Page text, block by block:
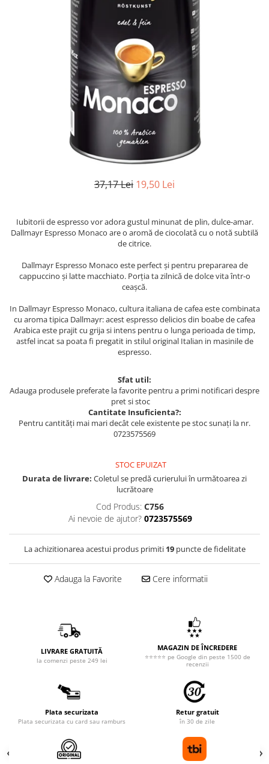
37,17 Lei 19,50 Lei
Iubitorii de espresso vor adora gustul minunat de plin, dulce-amar.
Dallmayr Espresso Monaco are o aromă de ciocolată cu o notă subtilă
de citrice.
Dallmayr Espresso Monaco este perfect și pentru prepararea de
cappuccino și latte macchiato. Porția ta zilnică de dolce vita într-o
ceașcă.
In Dallmayr Espresso Monaco, cultura italiana de cafea este combinata
cu aroma tipica Dallmayr: acest espresso delicios din boabe de cafea
Arabica este prajit cu grija si intens pentru o lunga perioada de timp,
astfel incat sa poata fi pregatit in stilul original Italian in masinile de
espresso.
Sfat util:
Adauga produsele preferate la favorite pentru a primi notificari despre
pret si stoc
Cantitate Insuficienta?:
Pentru cantități mai mari decât cele existente pe stoc sunați la nr.
0723575569
STOC EPUIZAT
Durata de livrare: Coletul se predă curierului în următoarea zi
lucrătoare
Cod Produs: C756
Ai nevoie de ajutor? 0723575569
La achizitionarea acestui produs primiti 19puncte de fidelitate
Adauga la Favorite Cere informatii
LIVRARE GRATUITĂ
la comenzi peste 249 lei
MAGAZIN DE ÎNCREDERE
⭐⭐⭐⭐⭐ pe Google din peste 1500 de
recenzii
Plata securizata
Plata securizata cu card sau ramburs
Retur gratuit
în 30 de zile